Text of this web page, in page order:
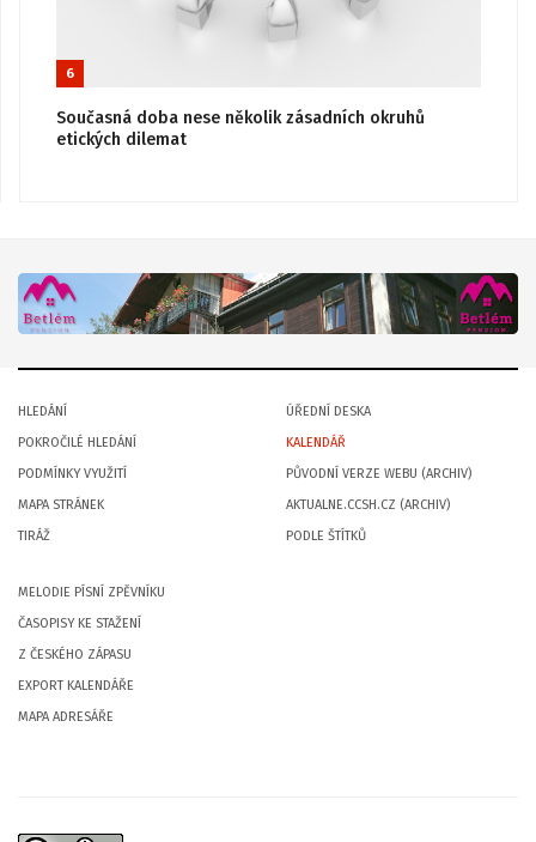
6
Současná doba nese několik zásadních okruhů
etických dilemat
HLEDÁNÍ
POKROČILÉ HLEDÁNÍ
PODMÍNKY VYUŽITÍ
MAPA STRÁNEK
TIRÁŽ
ÚŘEDNÍ DESKA
KALENDÁŘ
PŮVODNÍ VERZE WEBU (ARCHIV)
AKTUALNE.CCSH.CZ (ARCHIV)
PODLE ŠTÍTKŮ
MELODIE PÍSNÍ ZPĚVNÍKU
ČASOPISY KE STAŽENÍ
Z ČESKÉHO ZÁPASU
EXPORT KALENDÁŘE
MAPA ADRESÁŘE